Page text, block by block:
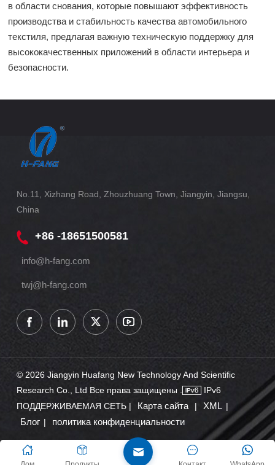
в области снования, которые повышают эффективность
производства и стабильность качества автомобильного
текстиля, предлагая важную техническую поддержку для
высококачественных приложений в области интерьера и
безопасности.
No.11, Xizhang Road, Zhouzhuang Town, Jiangyin, Jiangsu,
China
+86 -18651500581
info@h-fang.com
twj@h-fang.com
© 2026 Jiangyin Huafang New Technology And Scientific
Research Co., Ltd Все права защищены .
IPv6
ПОДДЕРЖИВАЕМАЯ СЕТЬ |
Карта сайта | XML |
Блог | политика конфиденциальности